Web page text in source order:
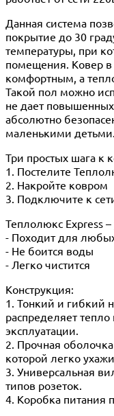
Данная система
покрытие до 30
температуры, при
помещения. Ковер в
комфортным, а
Такой пол можно
не дает повышенных
абсолютно
маленькими детьми.
Три простых шага к
1. Постелите
2. Накройте ковром
3. Подключите к
Теплолюкс Express
- Походит для
- Не боится воды
- Легко чистится
Конструкция:
1. Тонкий и гибкий
распределяет
эксплуатации.
2. Прочная
которой легко
3. Универсальная
типов розеток.
4. Коробка питания